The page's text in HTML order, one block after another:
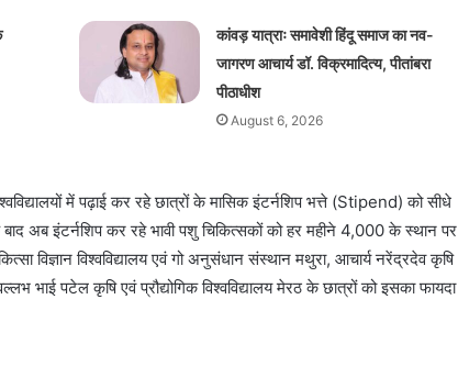
कांवड़ यात्राः समावेशी हिंदू समाज का नव-
जागरण आचार्य डॉ. विक्रमादित्य, पीतांबरा
पीठाधीश
August 6, 2026
में पढ़ाई कर रहे छात्रों के मासिक इंटर्नशिप भत्ते (Stipend) को सीधे
अब इंटर्नशिप कर रहे भावी पशु चिकित्सकों को हर महीने 4,000 के स्थान पर
विज्ञान विश्वविद्यालय एवं गो अनुसंधान संस्थान मथुरा, आचार्य नरेंद्रदेव कृषि
भाई पटेल कृषि एवं प्रौद्योगिक विश्वविद्यालय मेरठ के छात्रों को इसका फायदा